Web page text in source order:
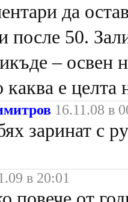
да
после 50.
– освен
каква е
16.11.08 в
заринат с
в 20:01